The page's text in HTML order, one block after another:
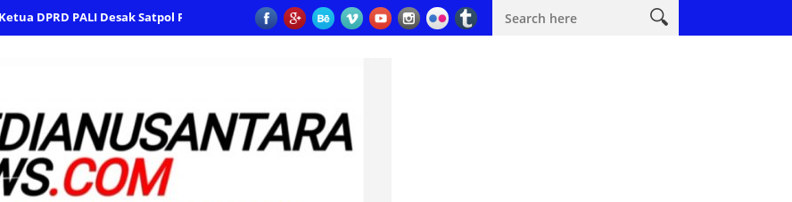
PALI Desak Satpol PP Bertindak Tegas. Warga Berharap Revisi Pergub Sumsel Nomor 40 Tahun 2017 Pada Kegiatan Seismik 3D